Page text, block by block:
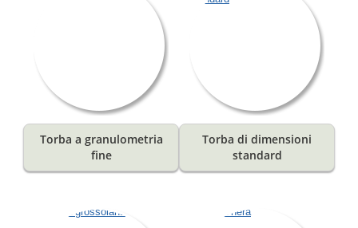
Torba a granulometria
fine
Torba di dimensioni
standard